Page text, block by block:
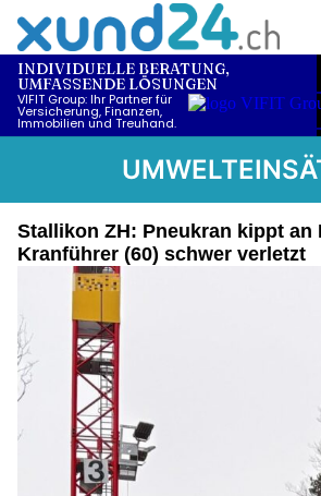
Stallikon ZH: Pneukran kippt an
Kranführer (60) schwer verletzt